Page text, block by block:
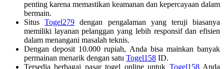
penting karena memastikan keamanan dan kepercayaan dalam
bermain.
SitusTogel279 dengan pengalaman yang teruji biasanya
memiliki layanan pelanggan yang lebih responsif dan efisien
dalam menangani masalah teknis.
Dengan deposit 10.000 rupiah, Anda bisa mainkan banyak
permainan menarik dengan satu Togel158 ID.
Tersedia berbagai pasar togel online untuk Togel158Anda